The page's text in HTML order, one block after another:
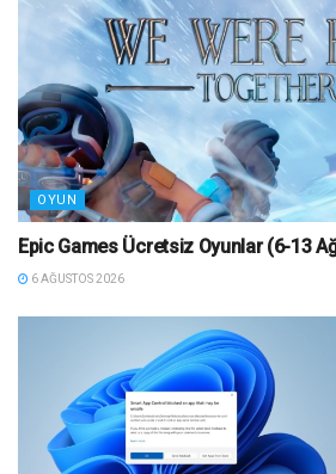
OYUN
Epic Games Ücretsiz Oyunlar (6-13
6 AĞUSTOS 2026